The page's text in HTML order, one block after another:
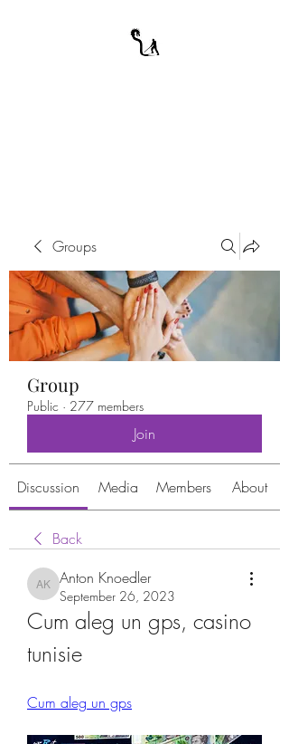
Groups
Group
Public · 277 members
Join
Discussion Media Members About
Back
Anton Knoedler
Anton Knoedler
September 26, 2023
Cum aleg un gps, casino
tunisie
Cum aleg un gps